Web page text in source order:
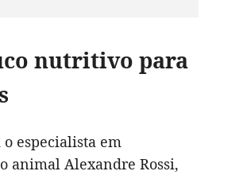
nutritivo para
especialista em
animal Alexandre Rossi,